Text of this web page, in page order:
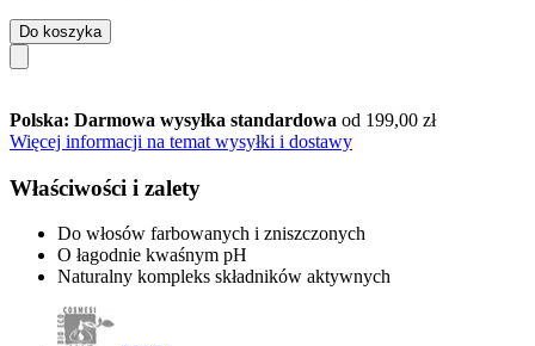
Do koszyka
Polska: Darmowa wysyłka standardowa od 199,00 zł
Więcej informacji na temat wysyłki i dostawy
Właściwości i zalety
Do włosów farbowanych i zniszczonych
O łagodnie kwaśnym pH
Naturalny kompleks składników aktywnych